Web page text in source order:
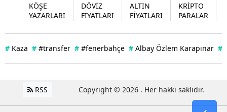
KÖŞE
YAZARLARI
DÖVİZ
FİYATLARI
ALTIN
FİYATLARI
KRİPTO
PARALAR
# Kaza # #transfer # #fenerbahçe # Albay Özlem Karapınar #
RSS Copyright © 2026 . Her hakkı saklıdır.